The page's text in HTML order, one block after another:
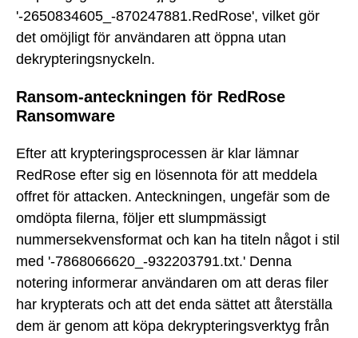
'-2650834605_-870247881.RedRose', vilket gör
det omöjligt för användaren att öppna utan
dekrypteringsnyckeln.
Ransom-anteckningen för RedRose
Ransomware
Efter att krypteringsprocessen är klar lämnar
RedRose efter sig en lösennota för att meddela
offret för attacken. Anteckningen, ungefär som de
omdöpta filerna, följer ett slumpmässigt
nummersekvensformat och kan ha titeln något i stil
med '-7868066620_-932203791.txt.' Denna
notering informerar användaren om att deras filer
har krypterats och att det enda sättet att återställa
dem är genom att köpa dekrypteringsverktyg från